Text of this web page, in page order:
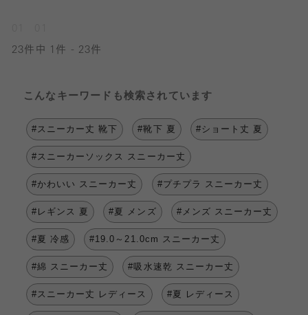
23件中 1件 - 23件
こんなキーワードも検索されています
#スニーカー丈 靴下 #靴下 夏 #ショート丈 夏
#スニーカーソックス スニーカー丈
#かわいい スニーカー丈 #プチプラ スニーカー丈
#レギンス 夏 #夏 メンズ #メンズ スニーカー丈
#夏 冷感 #19.0～21.0cm スニーカー丈
#綿 スニーカー丈 #吸水速乾 スニーカー丈
#スニーカー丈 レディース #夏 レディース